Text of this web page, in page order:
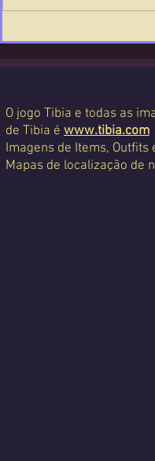
O jogo Tibia e todas as
de Tibia é www.tibia.com
Imagens de Items,
Mapas de localização de